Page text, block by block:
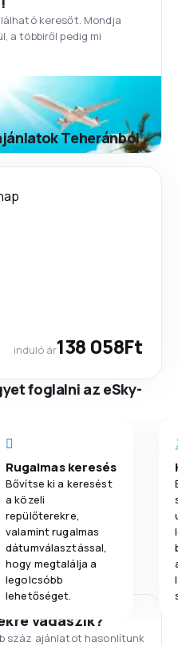
keresőt. Mondja
a többiről pedig mi
Teheránból
induló ár138 058Ft
foglalni az eSky-
Rugalmas keresés
Bővítse ki a keresést
a közeli
repülőterekre,
valamint rugalmas
dátumválasztással,
hogy megtalálja a
legolcsóbb
lehetőséget.
vadászik?
száz ajánlatot hasonlítunk